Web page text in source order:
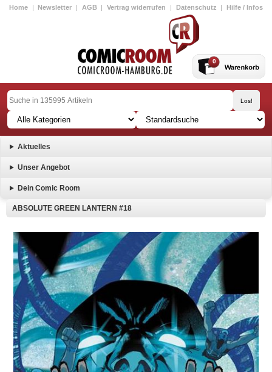
Home | Newsletter | AGB | Vertrag widerrufen | Datenschutz | Hilfe / Infos
0
Aktuelles
Unser Angebot
Dein Comic Room
ABSOLUTE GREEN LANTERN #18